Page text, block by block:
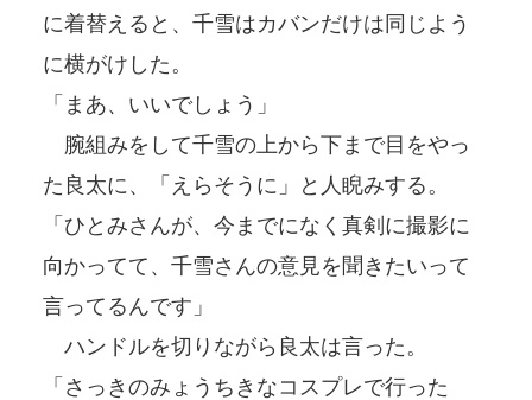
に着替えると、千雪はカバンだけは同じよう
に横がけした。
「まあ、いいでしょう」
腕組みをして千雪の上から下まで目をやっ
た良太に、「えらそうに」と人睨みする。
「ひとみさんが、今までになく真剣に撮影に
向かってて、千雪さんの意見を聞きたいって
言ってるんです」
ハンドルを切りながら良太は言った。
「さっきのみょうちきなコスプレで行った